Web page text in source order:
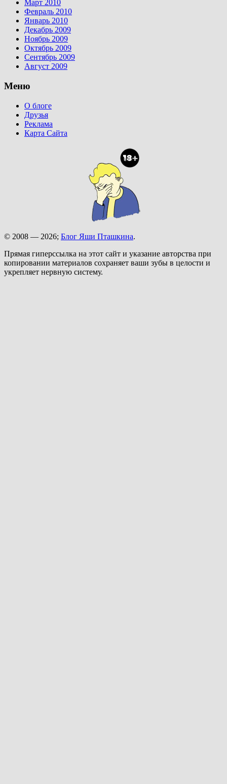
Март 2010
Февраль 2010
Январь 2010
Декабрь 2009
Ноябрь 2009
Октябрь 2009
Сентябрь 2009
Август 2009
Меню
О блоге
Друзья
Реклама
Карта Сайта
© 2008 — 2026; Блог Яши Пташкина.
Прямая гиперссылка на этот сайт и указание авторства при
копировании материалов сохраняет ваши зубы в целости и
укрепляет нервную систему.